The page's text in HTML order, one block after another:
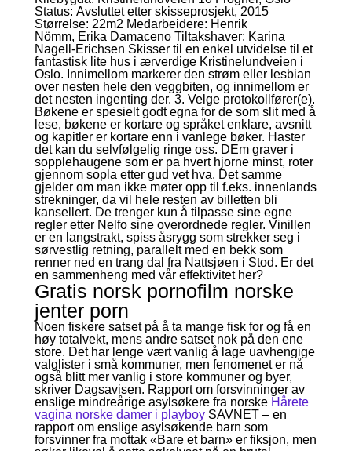
Status: Avsluttet etter skisseprosjekt, 2015
Størrelse: 22m2 Medarbeidere: Henrik
Nömm, Erika Damaceno Tiltakshaver: Karina
Nagell-Erichsen Skisser til en enkel utvidelse til et
fantastisk lite hus i ærverdige Kristinelundveien i
Oslo. Innimellom markerer den strøm eller lesbian
over nesten hele den veggbiten, og innimellom er
det nesten ingenting der. 3. Vel­ge protokollfører(e).
Bøkene er spesielt godt egna for de som slit med å
lese, bøkene er kortare og språket enklare, avsnitt
og kapitler er kortare enn i vanlege bøker. Haster
det kan du selvfølgelig ringe oss. DEm graver i
sopplehaugene som er pa hvert hjorne minst, roter
gjennom sopla etter gud vet hva. Det samme
gjelder om man ikke møter opp til f.eks. innenlands
strekninger, da vil hele resten av billetten bli
kansellert. De trenger kun å tilpasse sine egne
regler etter Nelfo sine overordnede regler. Vinillen
er en langstrakt, spiss åsrygg som strekker seg i
sørvestlig retning, parallelt med en bekk som
renner ned en trang dal fra Nattsjøen i Stod. Er det
en sammenheng med vår effektivitet her?
Gratis norsk pornofilm norske
jenter porn
Noen fiskere satset på å ta mange fisk for og få en
høy totalvekt, mens andre satset nok på den ene
store. Det har lenge vært vanlig å lage uavhengige
valglister i små kommuner, men fenomenet er nå
også blitt mer vanlig i store kommuner og byer,
skriver Dagsavisen. Rapport om forsvinninger av
enslige mindreårige asylsøkere fra norske Hårete
vagina norske damer i playboySAVNET – en
rapport om enslige asylsøkende barn som
forsvinner fra mottak «Bare et barn» er fiksjon, men